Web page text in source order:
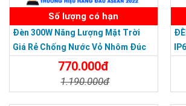
Số lượng có hạn
Đèn 300W Năng Lượng Mặt Trời
Giá Rẻ Chống Nước Vỏ Nhôm Đúc
770.000đ
1.190.000đ